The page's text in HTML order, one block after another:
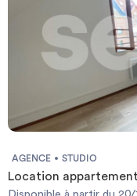
AGENCE STUDIO
Location